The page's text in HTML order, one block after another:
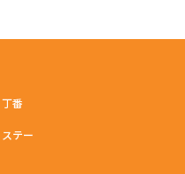
丁番
ステー